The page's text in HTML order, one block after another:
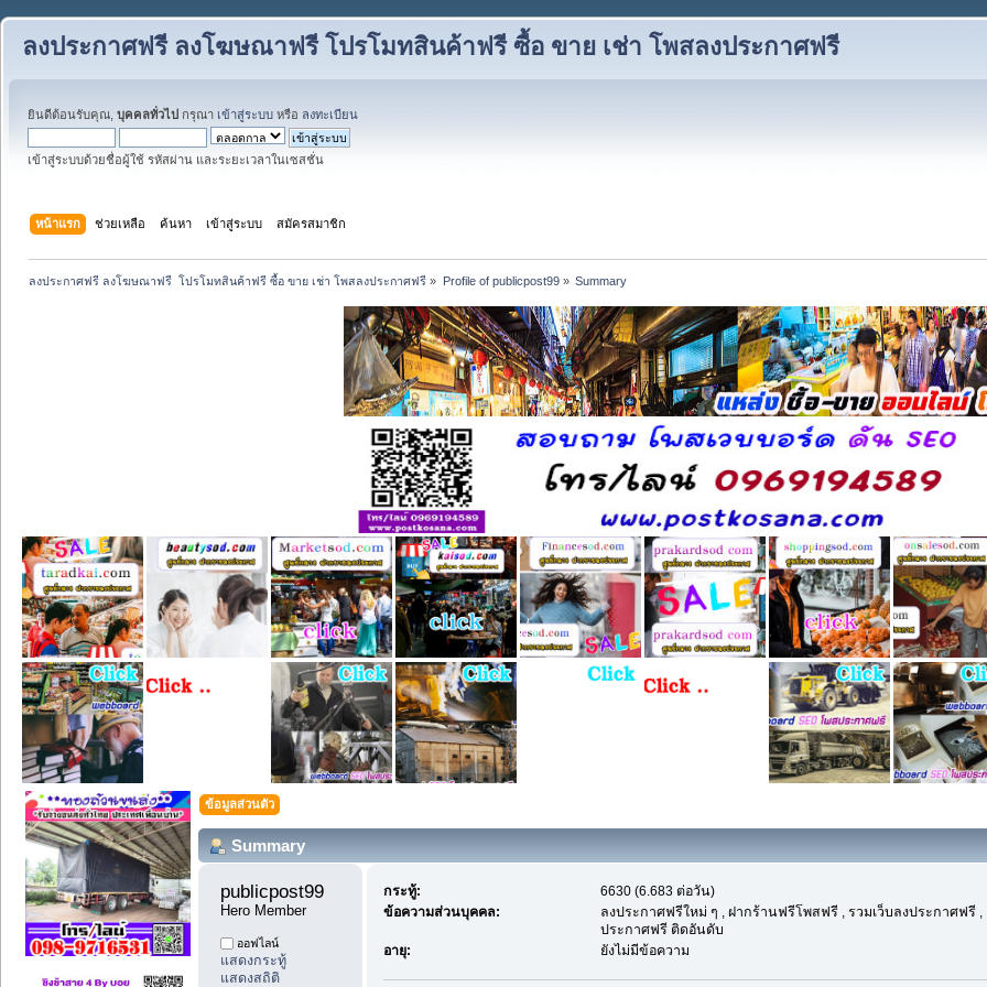
ลงประกาศฟรี ลงโฆษณาฟรี โปรโมทสินค้าฟรี ซื้อ ขาย เช่า โพสลงประกาศฟรี
ยินดีต้อนรับคุณ, บุคคลทั่วไป กรุณา เข้าสู่ระบบ หรือ ลงทะเบียน
เข้าสู่ระบบด้วยชื่อผู้ใช้ รหัสผ่าน และระยะเวลาในเซสชั่น
หน้าแรก ช่วยเหลือ ค้นหา เข้าสู่ระบบ สมัครสมาชิก
ลงประกาศฟรี ลงโฆษณาฟรี  โปรโมทสินค้าฟรี ซื้อ ขาย เช่า โพสลงประกาศฟรี » Profile of publicpost99» Summary
ข้อมูลส่วนตัว
Summary
publicpost99
Hero Member
ออฟไลน์
แสดงกระทู้
แสดงสถิติ
กระทู้:
6630 (6.683 ต่อวัน)
ข้อความส่วนบุคคล:
ลงประกาศฟรีใหม่ ๆ , ฝากร้านฟรีโพสฟรี , รวมเว็บลงประกาศฟรี ,
ประกาศฟรี ติดอันดับ
อายุ:
ยังไม่มีข้อความ